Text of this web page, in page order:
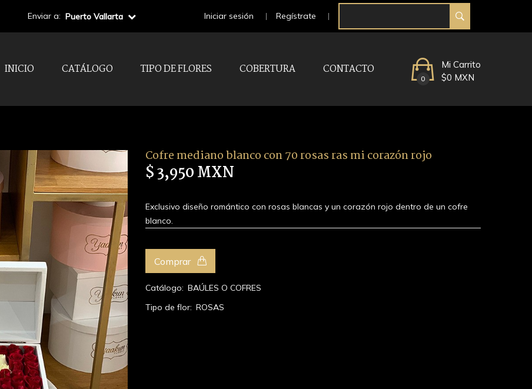
Enviar a: Puerto Vallarta Iniciar sesión Regístrate
INICIO CATÁLOGO TIPO DE FLORES COBERTURA CONTACTO
0
Mi Carrito
$0 MXN
Cofre mediano blanco con 70 rosas ras mi corazón rojo
$ 3,950 MXN
Exclusivo diseño romántico con rosas blancas y un corazón rojo dentro de un cofre
blanco.
Comprar
Catálogo: BAÚLES O COFRES
Tipo de flor: ROSAS